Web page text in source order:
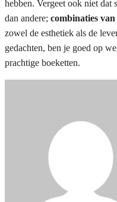
hebben. Vergeet ook niet dat
dan andere; combinaties
zowel de esthetiek als de
gedachten, ben je goed op
prachtige boeketten.